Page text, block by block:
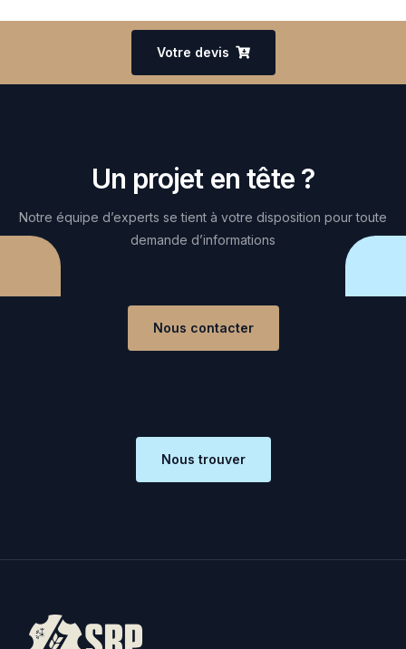
Votre devis
Un projet en tête ?
Notre équipe d’experts se tient à votre disposition pour toute
demande d’informations
Nous contacter
Nous trouver